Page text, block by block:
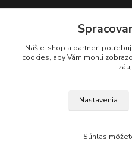
Upravit
Copyright © Automodely.sk |
Náš e-shop a partneri
cookies, aby Vám mohli
Nastavenia
Súhlas